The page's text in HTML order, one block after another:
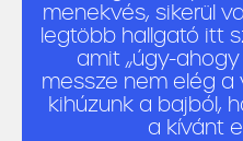
menekvés, sikerül
legtöbb hallgató itt
amit „úgy-
messze nem elég a
kihúzunk a bajból,
a kívánt